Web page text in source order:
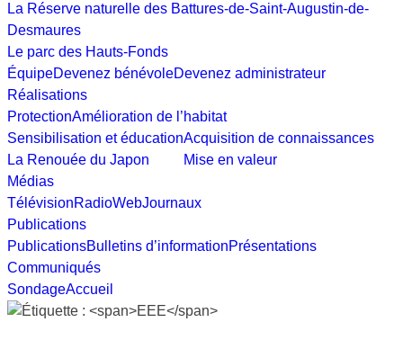
La Réserve naturelle des Battures-de-Saint-Augustin-de-
Desmaures
Le parc des Hauts-Fonds
ÉquipeDevenez bénévoleDevenez administrateur
Réalisations
ProtectionAmélioration de l’habitat
Sensibilisation et éducation
La Renouée du Japon
Acquisition de connaissances
Mise en valeur
Médias
TélévisionRadioWebJournaux
Publications
PublicationsBulletins d’informationPrésentations
Communiqués
SondageAccueil